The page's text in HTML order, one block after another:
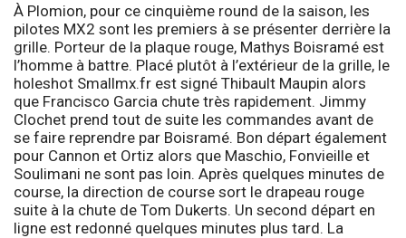
À Plomion, pour ce cinquième round de la saison, les
pilotes MX2 sont les premiers à se présenter derrière la
grille. Porteur de la plaque rouge, Mathys Boisramé est
l’homme à battre. Placé plutôt à l’extérieur de la grille, le
holeshot Smallmx.fr est signé Thibault Maupin alors
que Francisco Garcia chute très rapidement. Jimmy
Clochet prend tout de suite les commandes avant de
se faire reprendre par Boisramé. Bon départ également
pour Cannon et Ortiz alors que Maschio, Fonvieille et
Soulimani ne sont pas loin. Après quelques minutes de
course, la direction de course sort le drapeau rouge
suite à la chute de Tom Dukerts. Un second départ en
ligne est redonné quelques minutes plus tard. La